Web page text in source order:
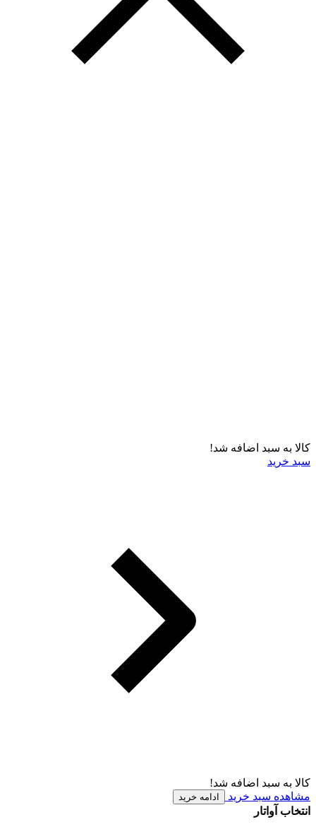
کالا به سبد اضافه شد!
سبد خرید
کالا به سبد اضافه شد!
مشاهده سبد خرید
ادامه خرید
انتخاب آواتار